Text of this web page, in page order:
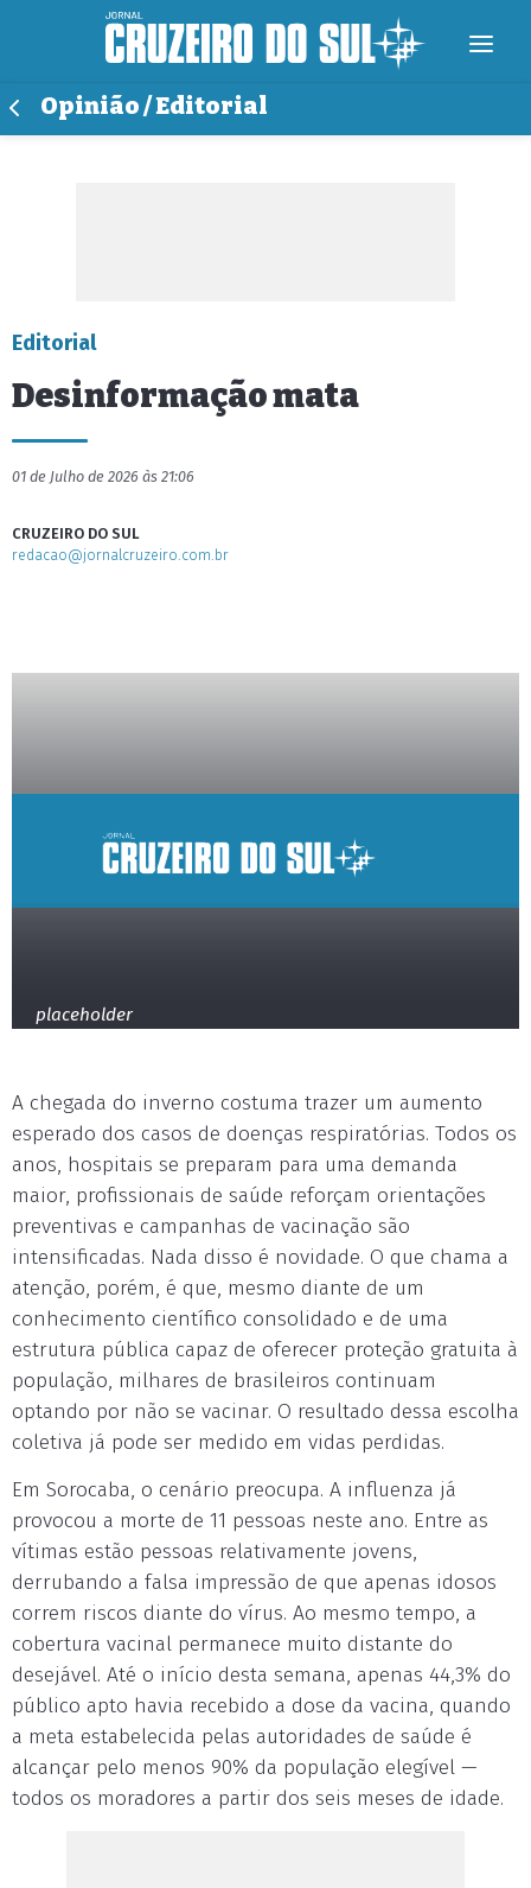
Opinião / Editorial
Editorial
Desinformação mata
01 de Julho de 2026 às 21:06
CRUZEIRO DO SUL
redacao@jornalcruzeiro.com.br
placeholder
A chegada do inverno costuma trazer um aumento
esperado dos casos de doenças respiratórias. Todos os
anos, hospitais se preparam para uma demanda
maior, profissionais de saúde reforçam orientações
preventivas e campanhas de vacinação são
intensificadas. Nada disso é novidade. O que chama a
atenção, porém, é que, mesmo diante de um
conhecimento científico consolidado e de uma
estrutura pública capaz de oferecer proteção gratuita à
população, milhares de brasileiros continuam
optando por não se vacinar. O resultado dessa escolha
coletiva já pode ser medido em vidas perdidas.
Em Sorocaba, o cenário preocupa. A influenza já
provocou a morte de 11 pessoas neste ano. Entre as
vítimas estão pessoas relativamente jovens,
derrubando a falsa impressão de que apenas idosos
correm riscos diante do vírus. Ao mesmo tempo, a
cobertura vacinal permanece muito distante do
desejável. Até o início desta semana, apenas 44,3% do
público apto havia recebido a dose da vacina, quando
a meta estabelecida pelas autoridades de saúde é
alcançar pelo menos 90% da população elegível —
todos os moradores a partir dos seis meses de idade.